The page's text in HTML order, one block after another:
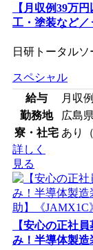
【月収例39万
工・塗装など／
日研トータル
スペシャル
給与
月収例
勤務地
広島
寮・社宅 あり
詳しく
見る
【安心の正社
み！半導体製造